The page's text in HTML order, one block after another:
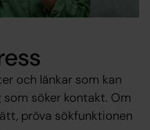
och länkar som kan
söker kontakt. Om
pröva sökfunktionen